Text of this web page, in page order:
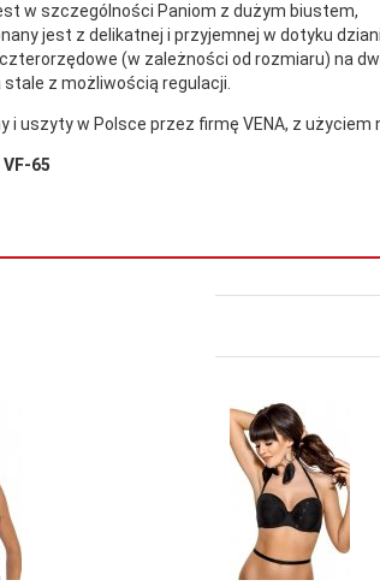
w szczególności Paniom z dużym biustem,
jest z delikatnej i przyjemnej w dotyku
(w zależności od rozmiaru) na
z możliwością regulacji.
i uszyty w Polsce przez firmę VENA, z
VF-65